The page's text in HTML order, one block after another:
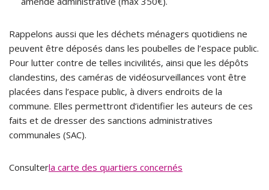
Rappelons aussi que les déchets ménagers quotidiens ne
peuvent être déposés dans les poubelles de l’espace public.
Pour lutter contre de telles incivilités, ainsi que les dépôts
clandestins, des caméras de vidéosurveillances vont être
placées dans l’espace public, à divers endroits de la
commune. Elles permettront d’identifier les auteurs de ces
faits et de dresser des sanctions administratives
communales (SAC).
Consulterla carte des quartiers concernés